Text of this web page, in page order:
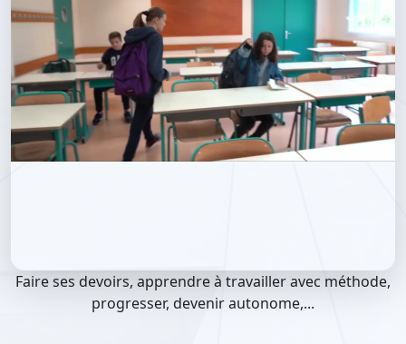
Faire ses devoirs, apprendre à travailler avec méthode,
progresser, devenir autonome,...